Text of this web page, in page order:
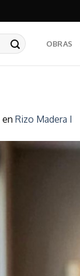
OBRAS
en Rizo Madera I